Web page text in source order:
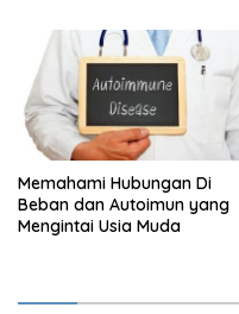
Memahami Hubungan Di
Beban dan Autoimun yang
Mengintai Usia Muda